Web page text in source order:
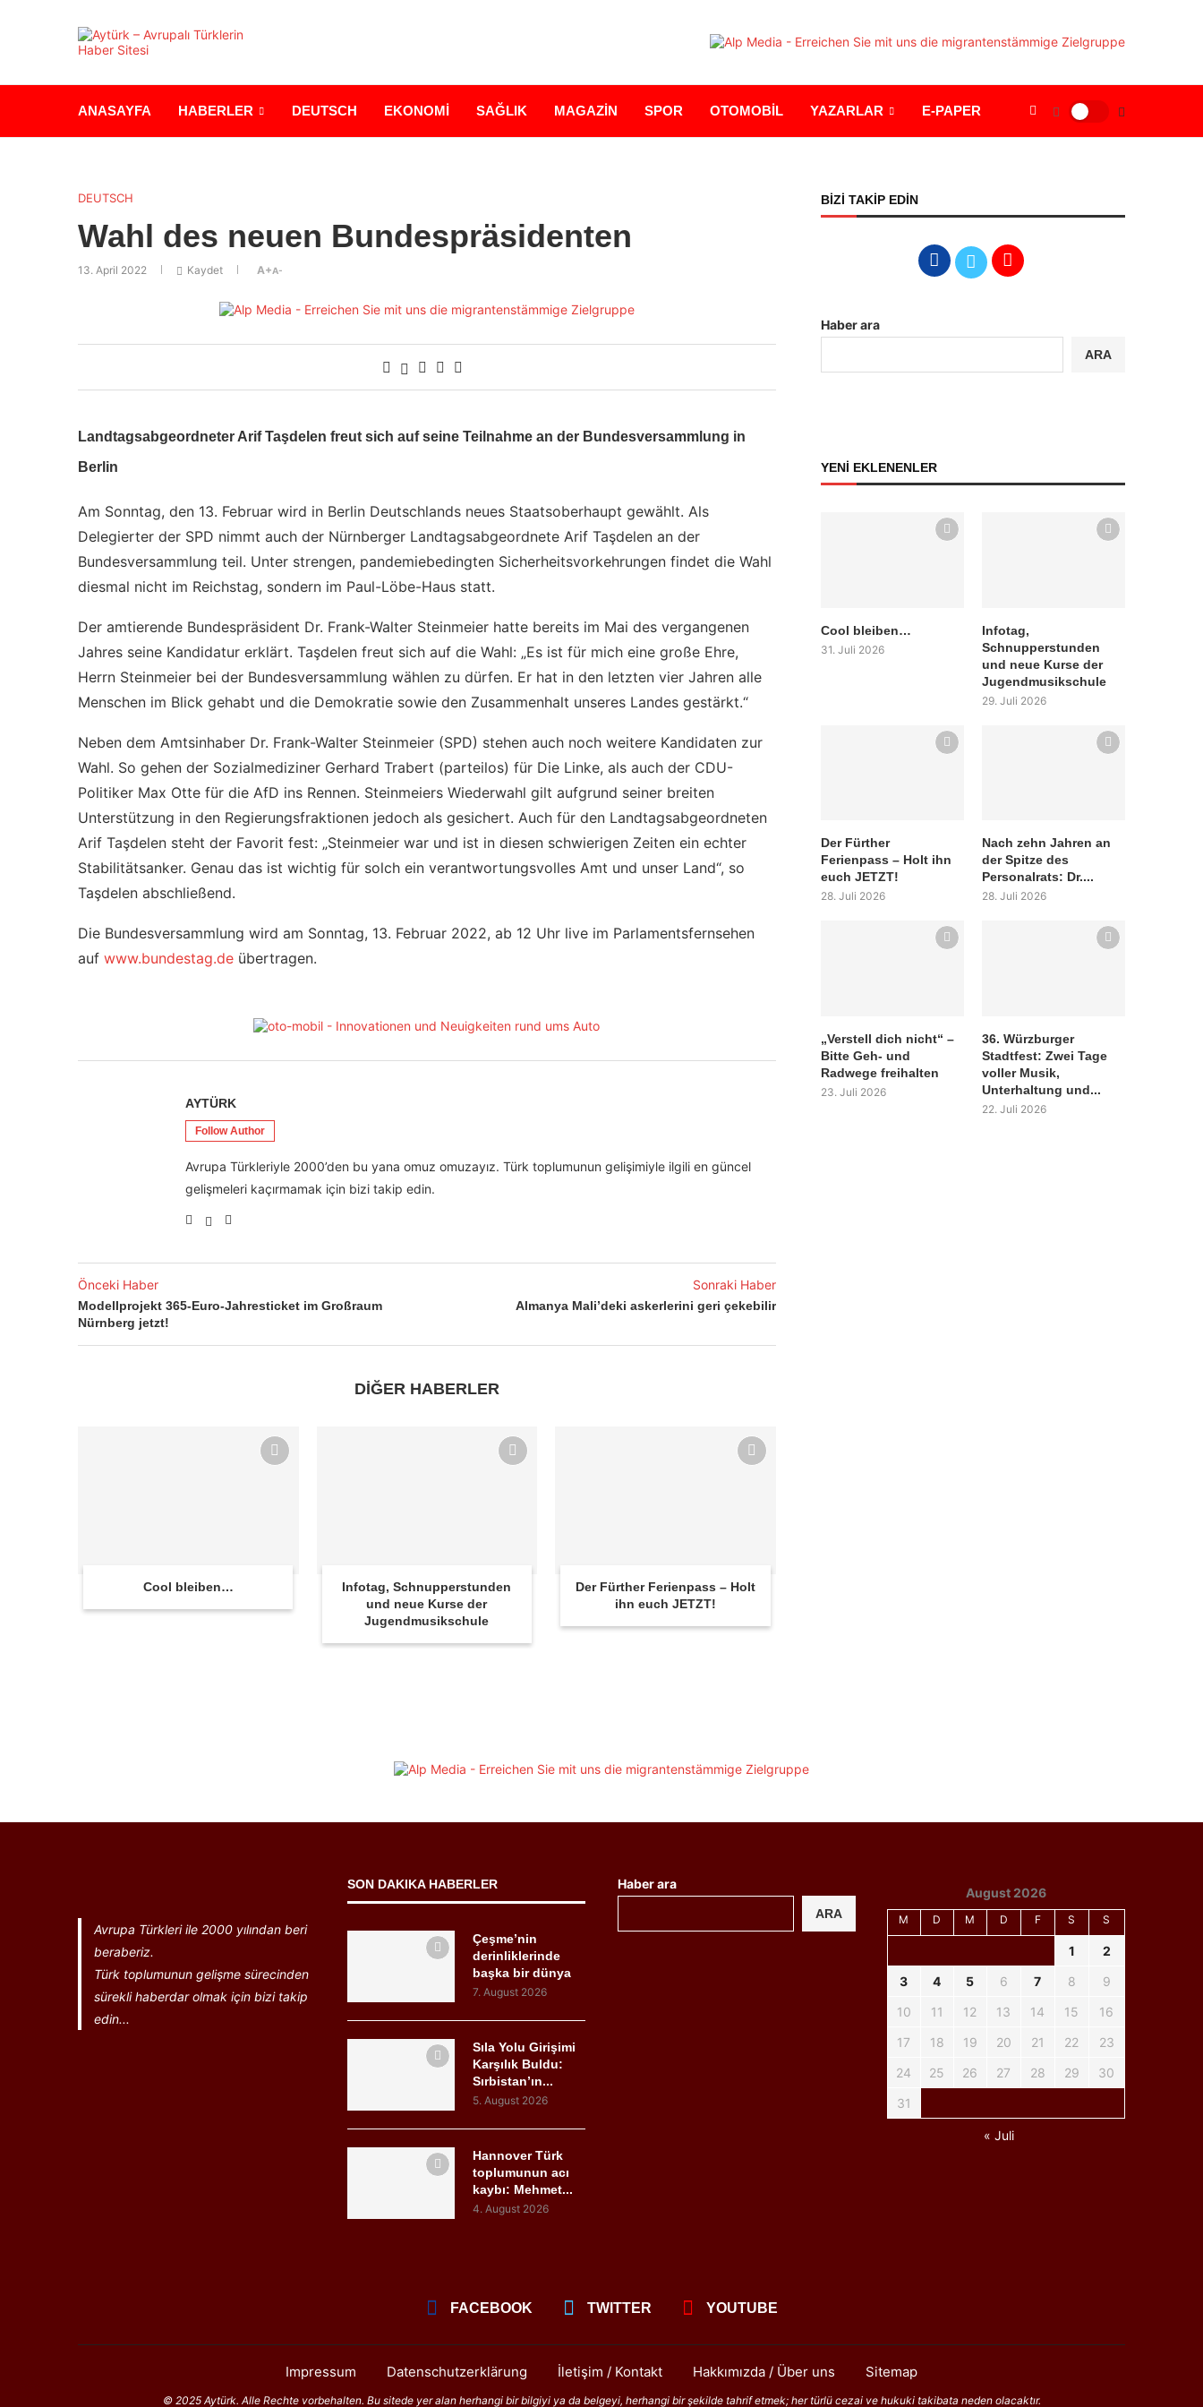
ANASAYFA HABERLER DEUTSCH EKONOMİ SAĞLIK MAGAZİN SPOR OTOMOBİL YAZARLAR E-PAPER
DEUTSCH
Wahl des neuen Bundespräsidenten
13. April 2022 Kaydet A+A-
Landtagsabgeordneter Arif Taşdelen freut sich auf seine Teilnahme an der Bundesversammlung in
Berlin
Am Sonntag, den 13. Februar wird in Berlin Deutschlands neues Staatsoberhaupt gewählt. Als
Delegierter der SPD nimmt auch der Nürnberger Landtagsabgeordnete Arif Taşdelen an der
Bundesversammlung teil. Unter strengen, pandemiebedingten Sicherheitsvorkehrungen findet die Wahl
diesmal nicht im Reichstag, sondern im Paul-Löbe-Haus statt.
Der amtierende Bundespräsident Dr. Frank-Walter Steinmeier hatte bereits im Mai des vergangenen
Jahres seine Kandidatur erklärt. Taşdelen freut sich auf die Wahl: „Es ist für mich eine große Ehre,
Herrn Steinmeier bei der Bundesversammlung wählen zu dürfen. Er hat in den letzten vier Jahren alle
Menschen im Blick gehabt und die Demokratie sowie den Zusammenhalt unseres Landes gestärkt.“
Neben dem Amtsinhaber Dr. Frank-Walter Steinmeier (SPD) stehen auch noch weitere Kandidaten zur
Wahl. So gehen der Sozialmediziner Gerhard Trabert (parteilos) für Die Linke, als auch der CDU-
Politiker Max Otte für die AfD ins Rennen. Steinmeiers Wiederwahl gilt aufgrund seiner breiten
Unterstützung in den Regierungsfraktionen jedoch als gesichert. Auch für den Landtagsabgeordneten
Arif Taşdelen steht der Favorit fest: „Steinmeier war und ist in diesen schwierigen Zeiten ein echter
Stabilitätsanker. Genau das ist wichtig für solch ein verantwortungsvolles Amt und unser Land“, so
Taşdelen abschließend.
Die Bundesversammlung wird am Sonntag, 13. Februar 2022, ab 12 Uhr live im Parlamentsfernsehen
auf www.bundestag.de übertragen.
AYTÜRK
Follow Author
Avrupa Türkleriyle 2000’den bu yana omuz omuzayız. Türk toplumunun gelişimiyle ilgili en güncel
gelişmeleri kaçırmamak için bizi takip edin.
Önceki Haber
Modellprojekt 365-Euro-Jahresticket im Großraum
Nürnberg jetzt!
Sonraki Haber
Almanya Mali’deki askerlerini geri çekebilir
DİĞER HABERLER
Cool bleiben…
Infotag, Schnupperstunden
und neue Kurse der
Jugendmusikschule
Der Fürther Ferienpass – Holt
ihn euch JETZT!
BİZİ TAKİP EDİN
Haber ara
ARA
YENİ EKLENENLER
Cool bleiben…
31. Juli 2026
Infotag,
Schnupperstunden
und neue Kurse der
Jugendmusikschule
29. Juli 2026
Der Fürther
Ferienpass – Holt ihn
euch JETZT!
28. Juli 2026
Nach zehn Jahren an
der Spitze des
Personalrats: Dr....
28. Juli 2026
„Verstell dich nicht“ –
Bitte Geh- und
Radwege freihalten
23. Juli 2026
36. Würzburger
Stadtfest: Zwei Tage
voller Musik,
Unterhaltung und...
22. Juli 2026
Avrupa Türkleri ile 2000 yılından beri
beraberiz.
Türk toplumunun gelişme sürecinden
sürekli haberdar olmak için bizi takip
edin...
SON DAKIKA HABERLER
Çeşme’nin
derinliklerinde
başka bir dünya
7. August 2026
Sıla Yolu Girişimi
Karşılık Buldu:
Sırbistan’ın...
5. August 2026
Hannover Türk
toplumunun acı
kaybı: Mehmet...
4. August 2026
Haber ara
ARA
August 2026
M D M D F S S
1
2
3
4 5 6 7 8
9
10
11 12 13 14 15
16
17
18 19 20 21 22
23
24
25 26 27 28 29
30
31
« Juli
FACEBOOK TWITTER YOUTUBE
Impressum Datenschutzerklärung İletişim / Kontakt Hakkımızda / Über uns Sitemap
© 2025 Aytürk. Alle Rechte vorbehalten. Bu sitede yer alan herhangi bir bilgiyi ya da belgeyi, herhangi bir şekilde tahrif etmek; her türlü cezai ve hukuki takibata neden olacaktır.